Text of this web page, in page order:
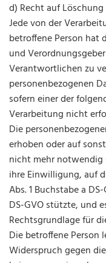
d) Recht auf
Jede von der
betroffene Person hat
und
Verantwortlichen zu
personenbezogenen
sofern einer der
Verarbeitung nicht
Die
erhoben oder auf
nicht mehr notwendig
ihre Einwilligung, auf
Abs. 1 Buchstabe a
DS-GVO stützte, und
Rechtsgrundlage für
Die betroffene Person
Widerspruch gegen